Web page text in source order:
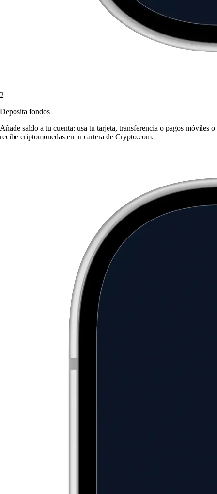
2
Deposita fondos
Añade saldo a tu cuenta: usa tu tarjeta, transferencia o pagos móviles o
recibe criptomonedas en tu cartera de Crypto.com.